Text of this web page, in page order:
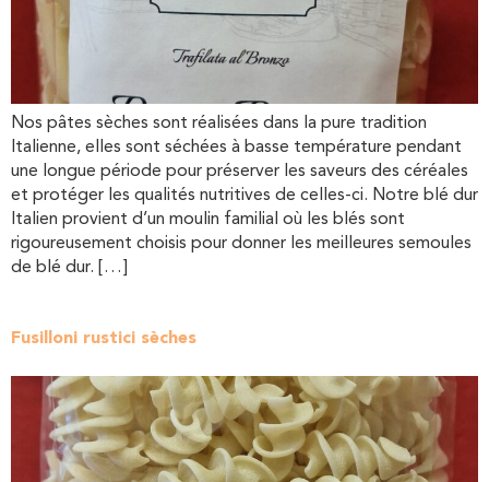
Nos pâtes sèches sont réalisées dans la pure tradition
Italienne, elles sont séchées à basse température pendant
une longue période pour préserver les saveurs des céréales
et protéger les qualités nutritives de celles-ci. Notre blé dur
Italien provient d’un moulin familial où les blés sont
rigoureusement choisis pour donner les meilleures semoules
de blé dur. […]
Fusilloni rustici sèches